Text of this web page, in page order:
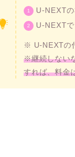
U-NEXT
U-NEXT
※ U-NEXTの
※継続しない
すれば、料金